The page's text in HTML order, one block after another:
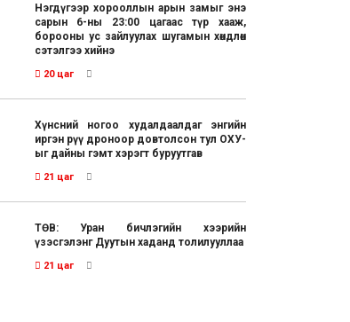
Нэгдүгээр хорооллын арын замыг энэ
сарын 6-ны 23:00 цагаас түр хааж,
борооны ус зайлуулах шугамын хөндлөн
сэтэлгээ хийнэ
20 цаг
Хүнсний ногоо худалдаалдаг энгийн
иргэн рүү дроноор довтолсон тул ОХУ-
ыг дайны гэмт хэрэгт буруутгав
21 цаг
ТӨВ: Уран бичлэгийн хээрийн
үзэсгэлэнг Дуутын хаданд толилууллаа
21 цаг